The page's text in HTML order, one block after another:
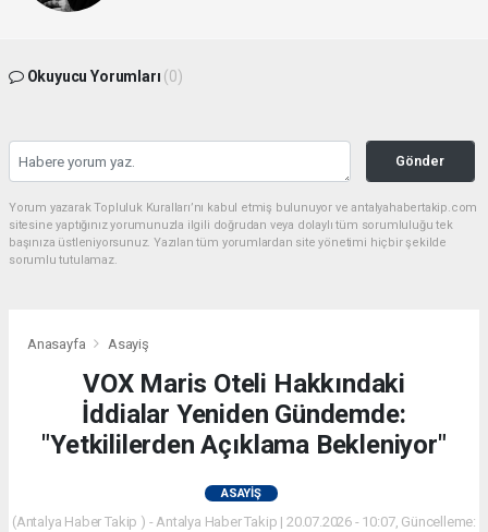
Okuyucu Yorumları (0)
Gönder
Yorum yazarak Topluluk Kuralları’nı kabul etmiş bulunuyor ve antalyahabertakip.com
sitesine yaptığınız yorumunuzla ilgili doğrudan veya dolaylı tüm sorumluluğu tek
başınıza üstleniyorsunuz. Yazılan tüm yorumlardan site yönetimi hiçbir şekilde
sorumlu tutulamaz.
Anasayfa Asayiş
VOX Maris Oteli Hakkındaki
İddialar Yeniden Gündemde:
"Yetkililerden Açıklama Bekleniyor"
ASAYIŞ
(Antalya Haber Takip ) - Antalya Haber Takip | 20.07.2026 - 10:07, Güncelleme: